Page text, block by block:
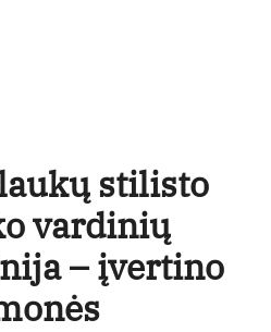
stilisto
vardinių
– įvertino